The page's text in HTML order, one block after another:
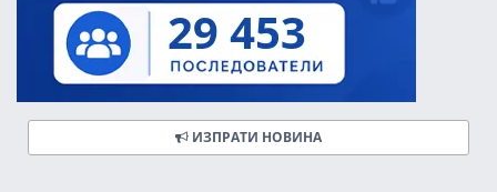
ИЗПРАТИ НОВИНА